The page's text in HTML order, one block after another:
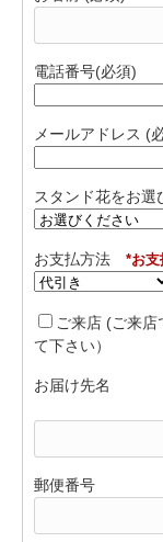
電話番号(必須)
メールアドレス (
スタンド花をお選
お支払方法 *お
ご来店(ご来店
て下さい）
お届け先名
郵便番号